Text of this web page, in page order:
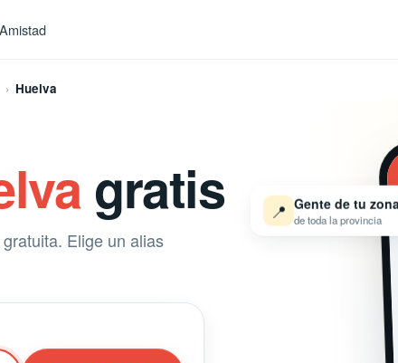
Amistad
Huelva
gratis
Elige un alias
📍 Gente de tu zona
de toda la provincia